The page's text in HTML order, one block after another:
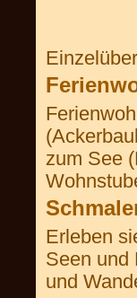
zum See
Erleben
Seen und
und